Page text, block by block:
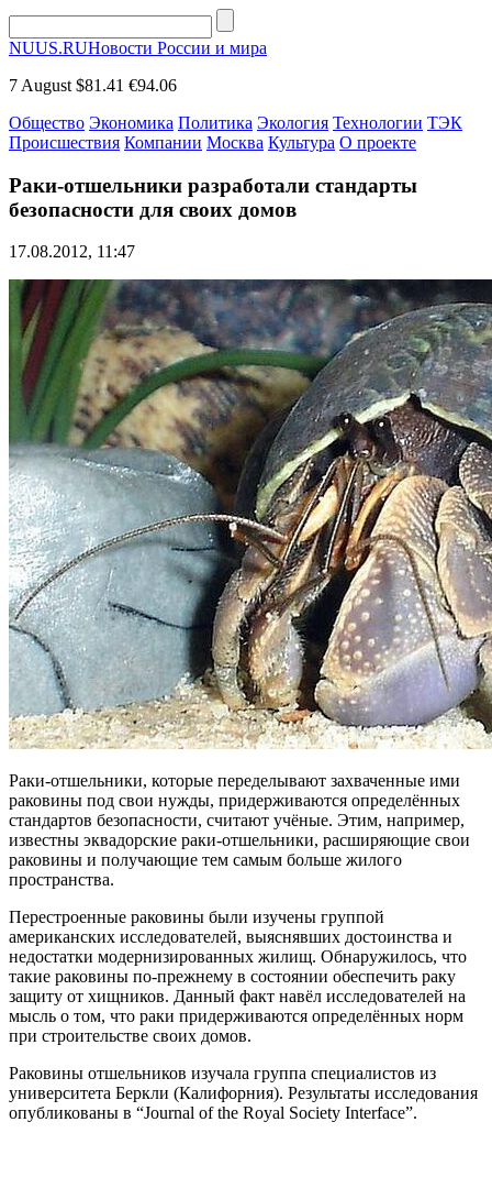
NUUS.RUНовости России и мира
7 August $81.41 €94.06
Общество Экономика Политика Экология Технологии ТЭК
Происшествия Компании Москва Культура О проекте
Раки-отшельники разработали стандарты
безопасности для своих домов
17.08.2012, 11:47
Раки-отшельники, которые переделывают захваченные ими
раковины под свои нужды, придерживаются определённых
стандартов безопасности, считают учёные. Этим, например,
известны эквадорские раки-отшельники, расширяющие свои
раковины и получающие тем самым больше жилого
пространства.
Перестроенные раковины были изучены группой
американских исследователей, выяснявших достоинства и
недостатки модернизированных жилищ. Обнаружилось, что
такие раковины по-прежнему в состоянии обеспечить раку
защиту от хищников. Данный факт навёл исследователей на
мысль о том, что раки придерживаются определённых норм
при строительстве своих домов.
Раковины отшельников изучала группа специалистов из
университета Беркли (Калифорния). Результаты исследования
опубликованы в “Journal of the Royal Society Interface”.